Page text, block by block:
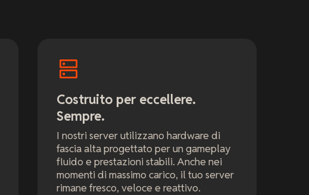
Costruito per eccellere.
Sempre.
I nostri server utilizzano hardware di
fascia alta progettato per un gameplay
fluido e prestazioni stabili. Anche nei
momenti di massimo carico, il tuo server
rimane fresco, veloce e reattivo.